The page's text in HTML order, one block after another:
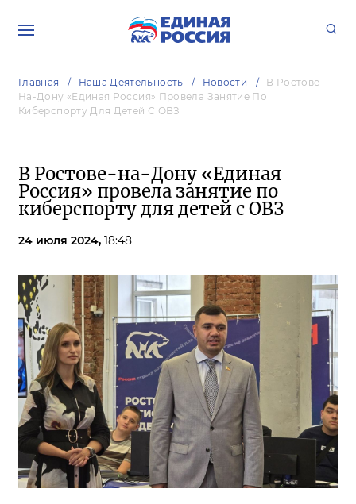
Главная Наша Деятельность Новости
В Ростове-
На-Дону «Единая Россия» Провела Занятие По
Киберспорту Для Детей С ОВЗ
В Ростове-на-Дону «Единая
Россия» провела занятие по
киберспорту для детей с ОВЗ
24 июля 2024, 18:48